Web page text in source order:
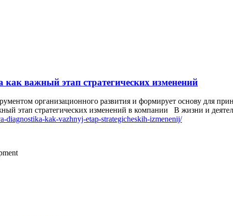
как важный этап стратегических изменений
организационного развития и формирует основу для
этап стратегических изменений в компании В жизни и
diagnostika-kak-vazhnyj-etap-strategicheskih-izmenenij/